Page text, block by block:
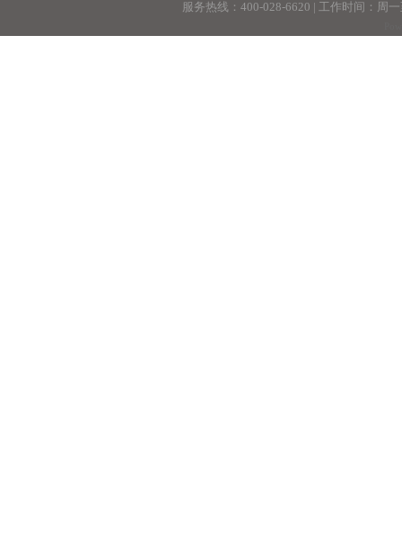
服务热线：400-028-6620 | 工作时间：周